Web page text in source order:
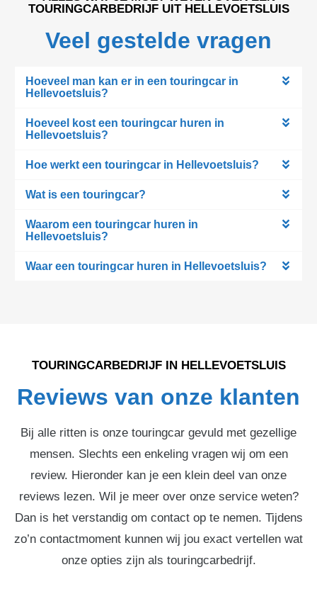
TOURINGCARBEDRIJF UIT HELLEVOETSLUIS
Veel gestelde vragen
Hoeveel man kan er in een touringcar in
Hellevoetsluis?
Hoeveel kost een touringcar huren in
Hellevoetsluis?
Hoe werkt een touringcar in Hellevoetsluis?
Wat is een touringcar?
Waarom een touringcar huren in
Hellevoetsluis?
Waar een touringcar huren in Hellevoetsluis?
TOURINGCARBEDRIJF IN HELLEVOETSLUIS
Reviews van onze klanten
Bij alle ritten is onze touringcar gevuld met gezellige
mensen. Slechts een enkeling vragen wij om een
review. Hieronder kan je een klein deel van onze
reviews lezen. Wil je meer over onze service weten?
Dan is het verstandig om contact op te nemen. Tijdens
zo’n contactmoment kunnen wij jou exact vertellen wat
onze opties zijn als touringcarbedrijf.